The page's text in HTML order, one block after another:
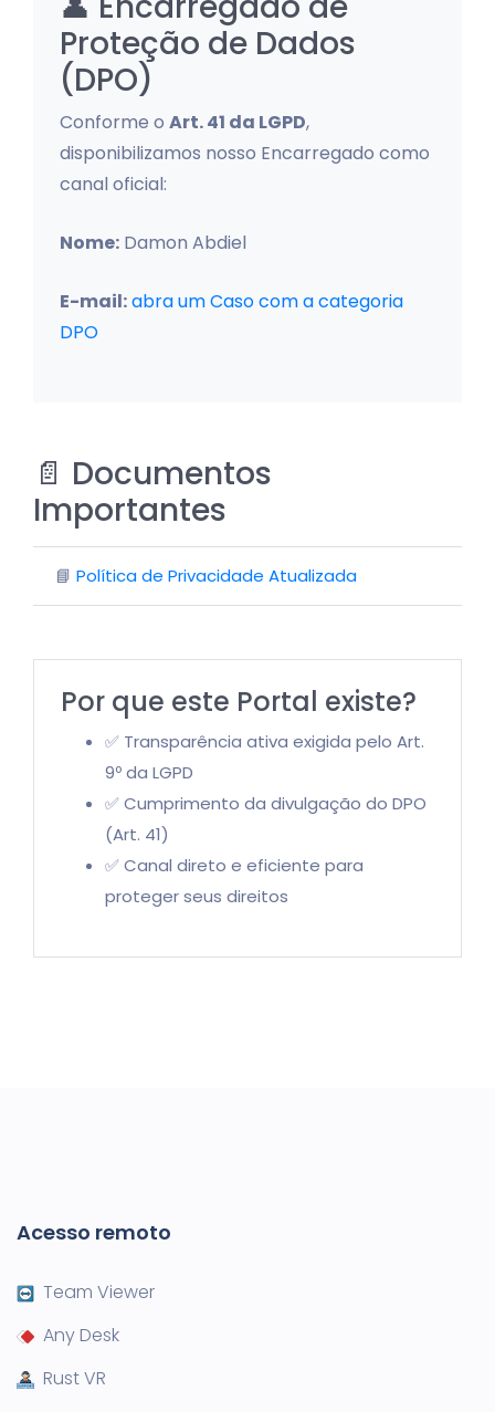
Proteção de Dados
(DPO)
Conforme o Art. 41 da LGPD,
disponibilizamos nosso Encarregado como
canal oficial:
Nome: Damon Abdiel
E-mail:abra um Caso com a categoria
DPO
📄 Documentos
Importantes
📘 Política de Privacidade Atualizada
Por que este Portal existe?
✅ Transparência ativa exigida pelo Art.
9º da LGPD
✅ Cumprimento da divulgação do DPO
(Art. 41)
✅ Canal direto e eficiente para
proteger seus direitos
Acesso remoto
Team Viewer
Any Desk
Rust VR